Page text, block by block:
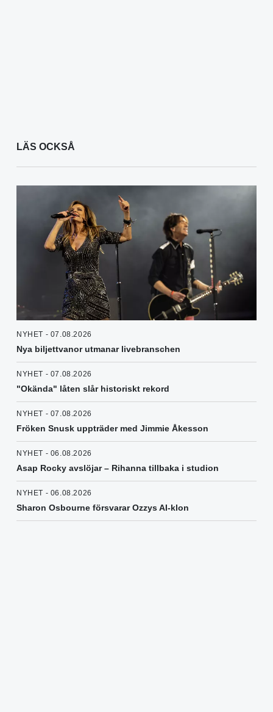
LÄS OCKSÅ
NYHET - 07.08.2026
Nya biljettvanor utmanar livebranschen
NYHET - 07.08.2026
"Okända" låten slår historiskt rekord
NYHET - 07.08.2026
Fröken Snusk uppträder med Jimmie Åkesson
NYHET - 06.08.2026
Asap Rocky avslöjar – Rihanna tillbaka i studion
NYHET - 06.08.2026
Sharon Osbourne försvarar Ozzys AI-klon